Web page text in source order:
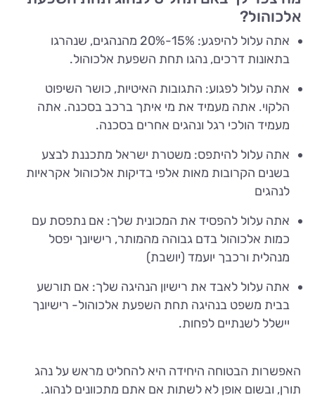
אלכוהול?
אתה עלול להיפגע: 15%-20% מהנהגים, שנהרגו
בתאונות דרכים, נהגו תחת השפעת אלכוהול.
אתה עלול לפגוע: התגובות האיטיות, כושר השיפוט
הלקוי. אתה מעמיד את מי איתך ברכב בסכנה. אתה
מעמיד הולכי רגל ונהגים אחרים בסכנה.
אתה עלול להיתפס: משטרת ישראל מתכננת לבצע
בשנים הקרובות מאות אלפי בדיקות אלכוהול אקראיות
לנהגים
אתה עלול להפסיד את המכונית שלך: אם נתפסת עם
כמות אלכוהול בדם גבוהה מהמותר, רישיונך יפסל
מנהלית ורכבך יועמד (יושבת)
אתה עלול לאבד את רישיון הנהיגה שלך: אם תורשע
בבית משפט בנהיגה תחת השפעת אלכוהול- רישיונך
יישלל לשנתיים לפחות.
האפשרות הבטוחה היחידה היא להחליט מראש על נהג
תורן, ובשום אופן לא לשתות אם אתם מתכוונים לנהוג.